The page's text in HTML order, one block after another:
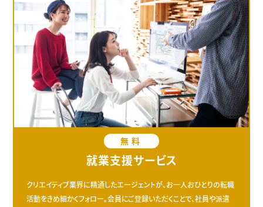
無料
就業支援サービス
クリエイティブ業界に精通したエージェントが、お一人おひとりの転職
活動をきめ細かくフォロー。会員にご登録いただくことで、社員や派遣